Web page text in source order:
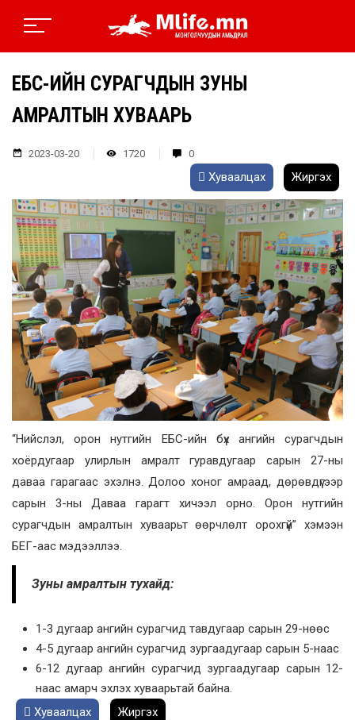
ЕБС-ИЙН СУРАГЧДЫН ЗУНЫ
АМРАЛТЫН ХУВААРЬ
2023-03-20 1720 0
Хуваалцах Жиргэх
“Нийслэл, орон нутгийн ЕБС-ийн бүх ангийн сурагчдын
хоёрдугаар улирлын амралт гуравдугаар сарын 27-ны
даваа гарагаас эхэлнэ. Долоо хоног амраад, дөрөвдүгээр
сарын 3-ны Даваа гарагт хичээл орно. Орон нутгийн
сурагчдын амралтын хуваарьт өөрчлөлт орохгүй” хэмээн
БЕГ-аас мэдээллээ.
Зуны амралтын тухайд:
1-3 дугаар ангийн сурагчид тавдугаар сарын 29-нөөс
4-5 дугаар ангийн сурагчид зургаадугаар сарын 5-наас
6-12 дугаар ангийн сурагчид зургаадугаар сарын 12-
наас амарч эхлэх хуваарьтай байна.
Хуваалцах
Жиргэх